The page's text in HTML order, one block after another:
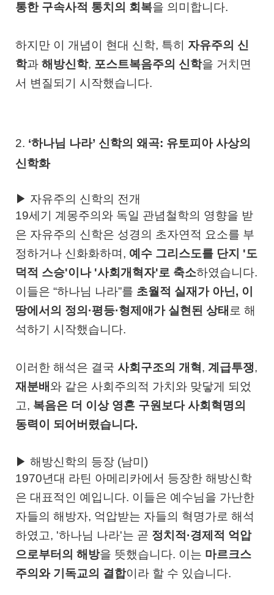
통한 구속사적 통치의 회복을 의미합니다.
하지만 이 개념이 현대 신학, 특히 자유주의 신
학과 해방신학, 포스트복음주의 신학을 거치면
서 변질되기 시작했습니다.
2. ‘하나님 나라’ 신학의 왜곡: 유토피아 사상의
신학화
▶ 자유주의 신학의 전개
19세기 계몽주의와 독일 관념철학의 영향을 받
은 자유주의 신학은 성경의 초자연적 요소를 부
정하거나 신화화하며, 예수 그리스도를 단지 '도
덕적 스승'이나 '사회개혁자'로 축소하였습니다.
이들은 “하나님 나라”를 초월적 실재가 아닌, 이
땅에서의 정의·평등·형제애가 실현된 상태 로 해
석하기 시작했습니다.
이러한 해석은 결국 사회구조의 개혁 , 계급투쟁,
재분배 와 같은 사회주의적 가치와 맞닿게 되었
고, 복음은 더 이상 영혼 구원보다 사회혁명의
동력이 되어버렸습니다.
▶ 해방신학의 등장 (남미)
1970년대 라틴 아메리카에서 등장한 해방신학
은 대표적인 예입니다. 이들은 예수님을 가난한
자들의 해방자, 억압받는 자들의 혁명가로 해석
하였고, '하나님 나라'는 곧 정치적·경제적 억압
으로부터의 해방을 뜻했습니다. 이는 마르크스
주의와 기독교의 결합이라 할 수 있습니다.